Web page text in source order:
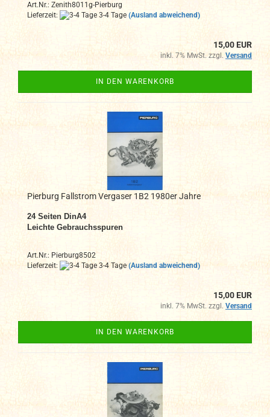
Art.Nr.: Zenith8011g-Pierburg
Lieferzeit:
3-4 Tage (Ausland abweichend)
15,00 EUR
inkl. 7% MwSt. zzgl. Versand
IN DEN WARENKORB
Pierburg Fallstrom Vergaser 1B2 1980er Jahre
24 Seiten DinA4
Leichte Gebrauchsspuren
Art.Nr.: Pierburg8502
Lieferzeit:
3-4 Tage (Ausland abweichend)
15,00 EUR
inkl. 7% MwSt. zzgl. Versand
IN DEN WARENKORB